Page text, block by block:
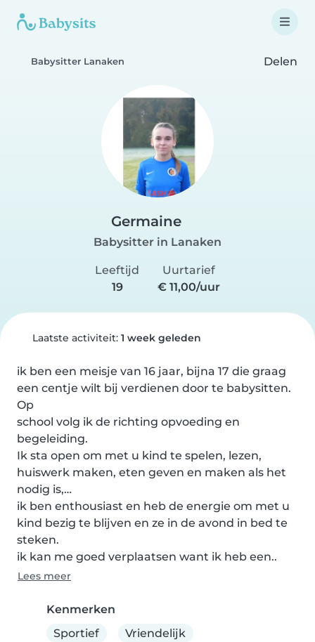
Babysitter Lanaken Delen
Germaine
Babysitter in Lanaken
Leeftijd
19
Uurtarief
€ 11,00/uur
Laatste activiteit: 1 week geleden
ik ben een meisje van 16 jaar, bijna 17 die graag
een centje wilt bij verdienen door te babysitten.
Op
school volg ik de richting opvoeding en
begeleiding.
Ik sta open om met u kind te spelen, lezen,
huiswerk maken, eten geven en maken als het
nodig is,…
ik ben enthousiast en heb de energie om met u
kind bezig te blijven en ze in de avond in bed te
steken.
ik kan me goed verplaatsen want ik heb een..
Lees meer
Kenmerken
Sportief
Vriendelijk